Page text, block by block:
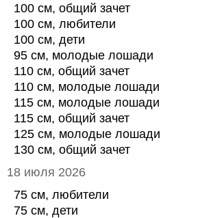
100 см, общий зачет
100 см, любители
100 см, дети
95 см, молодые лошади
110 см, общий зачет
110 см, молодые лошади
115 см, молодые лошади
115 см, общий зачет
125 см, молодые лошади
130 см, общий зачет
18 июля 2026
75 см, любители
75 см, дети